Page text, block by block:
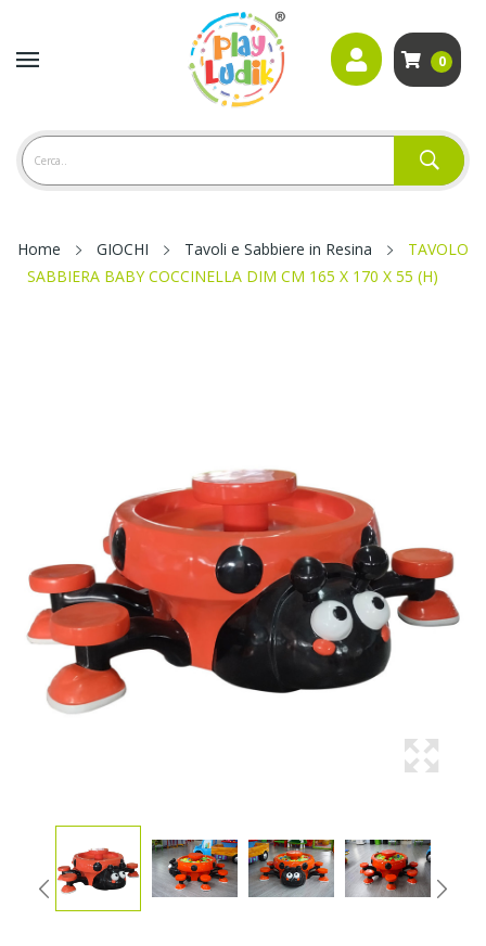
0
Home GIOCHI Tavoli e Sabbiere in Resina
TAVOLO
SABBIERA BABY COCCINELLA DIM CM 165 X 170 X 55 (H)